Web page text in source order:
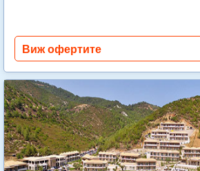
Виж офертите